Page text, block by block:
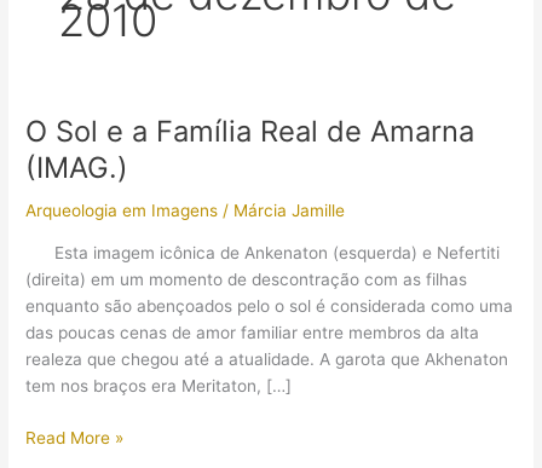
2010
O Sol e a Família Real de Amarna
(IMAG.)
Arqueologia em Imagens / Márcia Jamille
Esta imagem icônica de Ankenaton (esquerda) e Nefertiti
(direita) em um momento de descontração com as filhas
enquanto são abençoados pelo o sol é considerada como uma
das poucas cenas de amor familiar entre membros da alta
realeza que chegou até a atualidade. A garota que Akhenaton
tem nos braços era Meritaton, […]
O
Read More »